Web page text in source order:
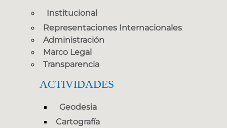
Institucional
Representaciones Internacionales
Administración
Marco Legal
Transparencia
ACTIVIDADES
Geodesia
Cartografía